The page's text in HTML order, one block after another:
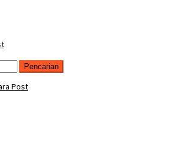
Pencarian